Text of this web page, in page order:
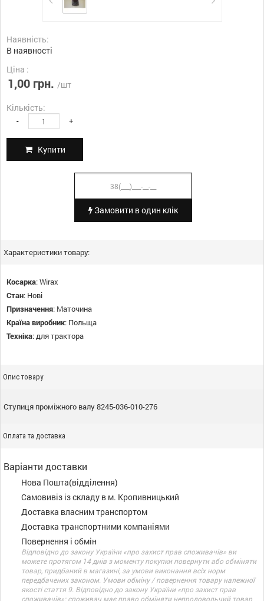
Наявність:
В наявності
Ціна :
1,00 грн. /шт
Кількість:
- +
Купити
Замовити в один клік
Характеристики товару:
Косарка:Wirax
Стан: Нові
Призначення: Маточина
Країна виробник: Польща
Техніка:для трактора
Опис товару
Ступиця проміжного валу 8245-036-010-276
Оплата та доставка
Варіанти доставки
Нова Пошта(відділення)
Самовивіз із складу в м. Кропивницький
Доставка власним транспортом
Доставка транспортними компаніями
Повернення і обмін
Відповідно до закону України «про захист прав споживачів» ви
можете протягом 14 днів з моменту покупки повернути або обміняти
товар, придбаний в магазині, за умови виконання всіх норм
передбачених законом. Умови обміну / повернення товару належної
якості стаття 9. Відповідно до закону України «про захист прав
споживачів»: споживач має право обміняти непродовольчий товар